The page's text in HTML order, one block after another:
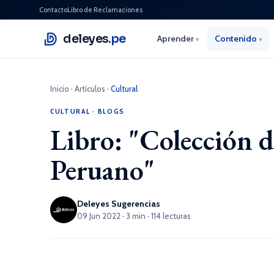
ContactoLibro de Reclamaciones
deleyes.pe Aprender ▾ Contenido ▾
Inicio · Artículos · Cultural
CULTURAL · BLOGS
Libro: "Colección
Peruano"
Deleyes Sugerencias
09 Jun 2022 · 3 min · 114 lecturas